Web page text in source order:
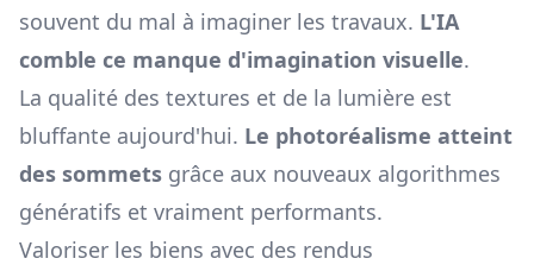
souvent du mal à imaginer les travaux. L'IA
comble ce manque d'imagination visuelle.
La qualité des textures et de la lumière est
bluffante aujourd'hui. Le photoréalisme atteint
des sommets grâce aux nouveaux algorithmes
génératifs et vraiment performants.
Valoriser les biens avec des rendus